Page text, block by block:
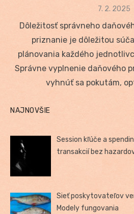
Posted
7. 2. 2025
Dôležitosť správneho
priznanie je dôležitou
plánovania každého
Správne vyplnenie daňového
vyhnúť sa pokutám,
NAJNOVŠIE
Session kľúče a
transakcií bez
Sieť poskytovateľov
Modely fungovania